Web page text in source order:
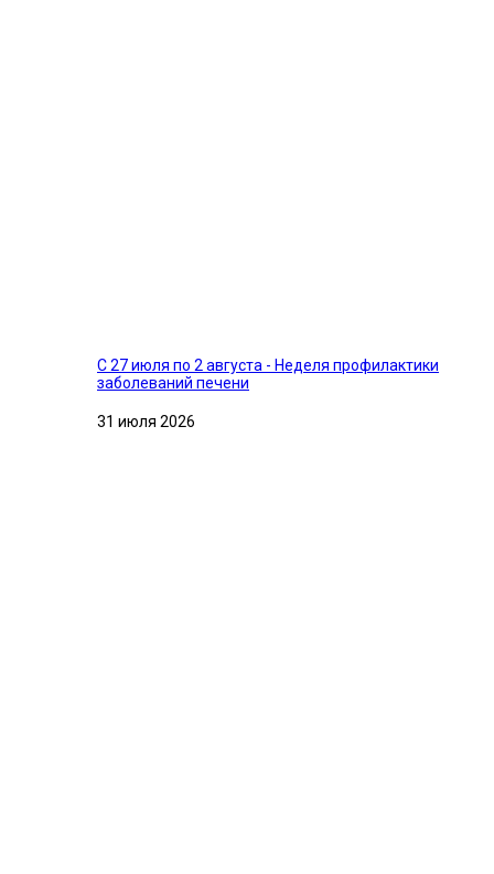
С 27 июля по 2 августа - Неделя профилактики
заболеваний печени
31 июля 2026